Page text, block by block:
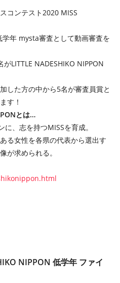
コンテスト2020 MISS
学年 mysta審査として動画審査を
LITTLE NADESHIKO NIPPON
した方の中から5名が審査員賞と
す！
とは…
、志を持つMISSを育成。
る女性を各県の代表から選出す
が求められる。
NIPPON 低学年 ファイ